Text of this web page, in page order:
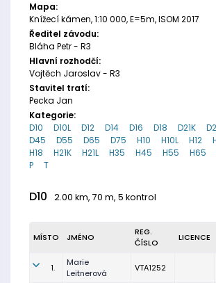
Mapa:
Knížecí kámen, 1:10 000, E=5m, ISOM 2017
Ředitel závodu:
Bláha Petr - R3
Hlavní rozhodčí:
Vojtěch Jaroslav - R3
Stavitel tratí:
Pecka Jan
Kategorie:
D10
D10L D12 D14 D16 D18 D21K
D45
D55 D65 D75 H10 H10L H12
H18
H21K H21L H35 H45 H55 H65
P
T
D10 2.00 km, 70 m, 5 kontrol
MÍSTO JMÉNO
REG.
ČÍSLO
LICENCE
1.
Marie
Leitnerová
VTA1252